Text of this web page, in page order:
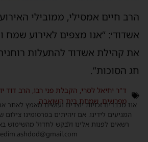
הרב חיים אמסילי, ממובילי
אשדוד׳: “אנו מצפים לאירוע שמח
את קהילת אשדוד להתעלות
חג הסוכות”.
ד"ר יחיאל לסרי, הקבלת פני רבו, הרב דוד
מפרשים, שמחת בית השואבה
אנו מכבדים זכויות יוצרים ועושים מאמץ לאתר
המגיעים לידינו. אם זיהיתים בפרסומינו
רשאים לפנות אלינו ולבקש לחדול מהשימוש